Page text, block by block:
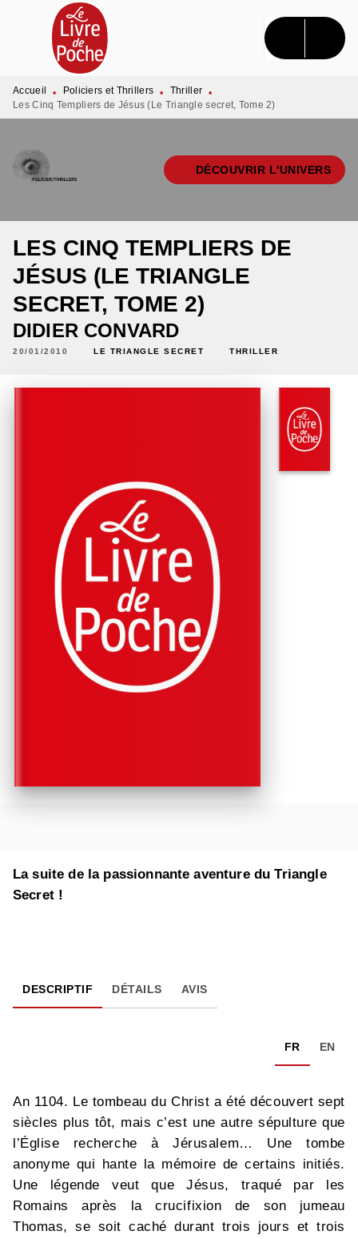
MENU RECHERCHE CONTENU
PIED DE PAGE
Accueil • Policiers et Thrillers • Thriller •
Les Cinq Templiers de Jésus (Le Triangle secret, Tome 2)
DÉCOUVRIR L'UNIVERS
LES CINQ TEMPLIERS DE
JÉSUS (LE TRIANGLE
SECRET, TOME 2)
DIDIER CONVARD
20/01/2010 LE TRIANGLE SECRET THRILLER
La suite de la passionnante aventure du Triangle
Secret !
DESCRIPTIF DÉTAILS AVIS
FR EN
An 1104. Le tombeau du Christ a été découvert sept
siècles plus tôt, mais c’est une autre sépulture que
l’Église recherche à Jérusalem… Une tombe
anonyme qui hante la mémoire de certains initiés.
Une légende veut que Jésus, traqué par les
Romains après la crucifixion de son jumeau
Thomas, se soit caché durant trois jours et trois